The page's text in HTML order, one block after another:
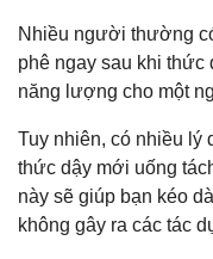
Nhiều người thường
phê ngay sau khi thức
năng lượng cho một
Tuy nhiên, có nhiều lý
thức dậy mới uống
này sẽ giúp bạn kéo
không gây ra các tác